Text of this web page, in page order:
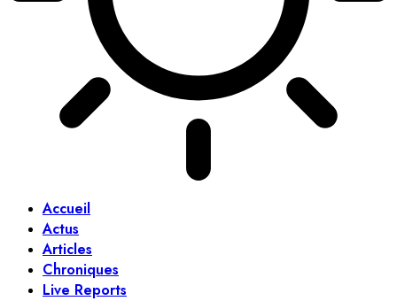
Accueil
Actus
Articles
Chroniques
Live Reports